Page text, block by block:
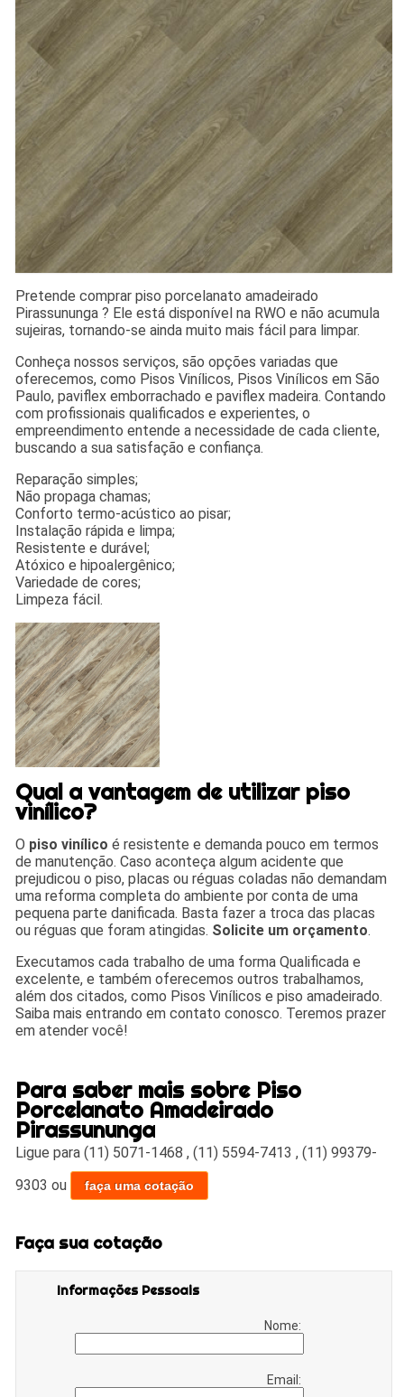
Pretende comprar piso porcelanato amadeirado
Pirassununga ? Ele está disponível na RWO e não acumula
sujeiras, tornando-se ainda muito mais fácil para limpar.
Conheça nossos serviços, são opções variadas que
oferecemos, como Pisos Vinílicos, Pisos Vinílicos em São
Paulo, paviflex emborrachado e paviflex madeira. Contando
com profissionais qualificados e experientes, o
empreendimento entende a necessidade de cada cliente,
buscando a sua satisfação e confiança.
Reparação simples;
Não propaga chamas;
Conforto termo-acústico ao pisar;
Instalação rápida e limpa;
Resistente e durável;
Atóxico e hipoalergênico;
Variedade de cores;
Limpeza fácil.
Qual a vantagem de utilizar piso
vinílico?
O piso vinílico é resistente e demanda pouco em termos
de manutenção. Caso aconteça algum acidente que
prejudicou o piso, placas ou réguas coladas não demandam
uma reforma completa do ambiente por conta de uma
pequena parte danificada. Basta fazer a troca das placas
ou réguas que foram atingidas. Solicite um orçamento.
Executamos cada trabalho de uma forma Qualificada e
excelente, e também oferecemos outros trabalhamos,
além dos citados, como Pisos Vinílicos e piso amadeirado.
Saiba mais entrando em contato conosco. Teremos prazer
em atender você!
Para saber mais sobre Piso
Porcelanato Amadeirado
Pirassununga
Ligue para(11) 5071-1468 ,(11) 5594-7413 ,(11) 99379-
9303 ou faça uma cotação
Faça sua cotação
Informações Pessoais
Nome:
Email: